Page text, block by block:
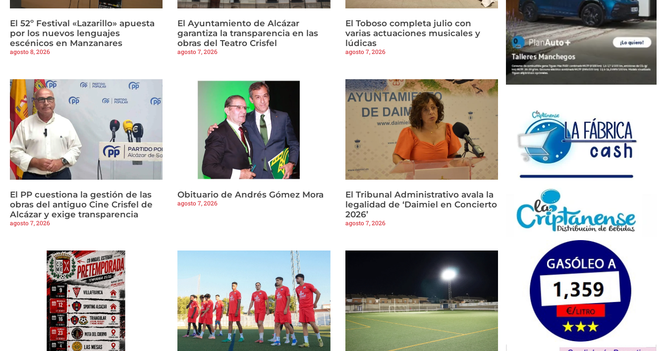
El 52º Festival «Lazarillo» apuesta
por los nuevos lenguajes
escénicos en Manzanares
agosto 8, 2026
El Ayuntamiento de Alcázar
garantiza la transparencia en las
obras del Teatro Crisfel
agosto 7, 2026
El Toboso completa julio con
varias actuaciones musicales y
lúdicas
agosto 7, 2026
El PP cuestiona la gestión de las
obras del antiguo Cine Crisfel de
Alcázar y exige transparencia
agosto 7, 2026
Obituario de Andrés Gómez Mora
agosto 7, 2026
El Tribunal Administrativo avala la
legalidad de ‘Daimiel en Concierto
2026’
agosto 7, 2026